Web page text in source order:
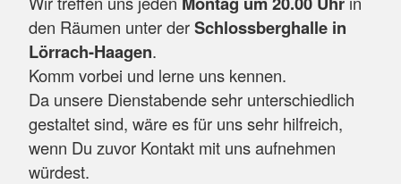
den Räumen unter derSchlossberghalle in
Lörrach-Haagen.
Komm vorbei und lerne uns kennen.
Da unsere Dienstabende sehr unterschiedlich
gestaltet sind, wäre es für uns sehr hilfreich,
wenn Du zuvor Kontakt mit uns aufnehmen
würdest.